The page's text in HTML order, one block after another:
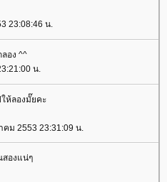
23:08:46 น.
อง ^^
น.
ห้ลองมั๊ยคะ
คม 2553 23:31:09 น.
สองแน่ๆ